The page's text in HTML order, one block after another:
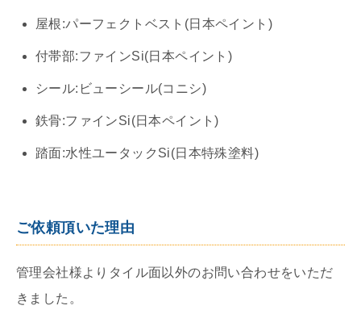
屋根:パーフェクトベスト(日本ペイント)
付帯部:ファインSi(日本ペイント)
シール:ビューシール(コニシ)
鉄骨:ファインSi(日本ペイント)
踏面:水性ユータックSi(日本特殊塗料)
ご依頼頂いた理由
管理会社様よりタイル面以外のお問い合わせをいただ
きました。